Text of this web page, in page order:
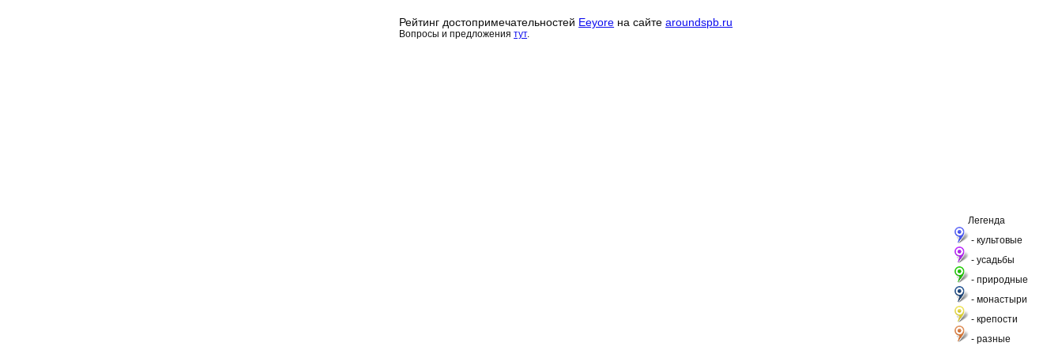
Рейтинг достопримечательностей Eeyore на сайтеaroundspb.ru
Вопросы и предложениятут.
Легенда
- культовые
- усадьбы
- природные
- монастыри
- крепости
- разные